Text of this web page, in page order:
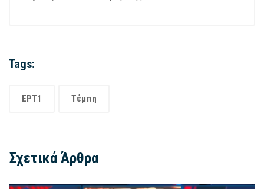
Tags:
ΕΡΤ1 Τέμπη
Σχετικά Άρθρα